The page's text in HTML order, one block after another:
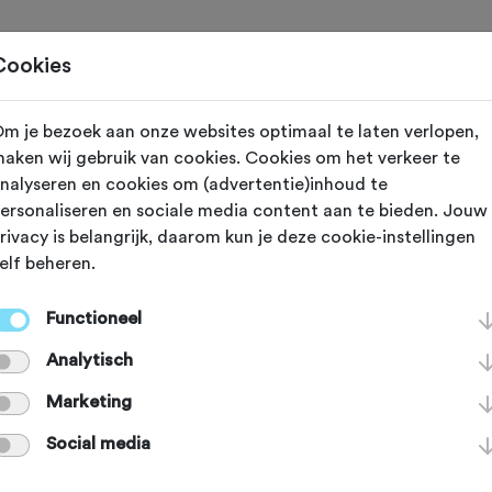
Gewijzigd op 6 juli 2023
en zijn vele
de costa in de zon, banen ons
lavastromen op een vulkaan en
je bezoek aan onze websites optimaal te laten verlopen,
wij gebruik van cookies. Cookies om het verkeer te
en cookies om (advertentie)inhoud te
en sociale media content aan te bieden. Jouw
is belangrijk, daarom kun je deze cookie-instellingen
beheren.
Functioneel
Analytisch
Marketing
Social media